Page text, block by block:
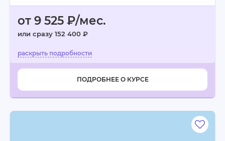
от 9 525 ₽/мес.
или сразу 152 400 ₽
ПОДРОБНЕЕ О КУРСЕ